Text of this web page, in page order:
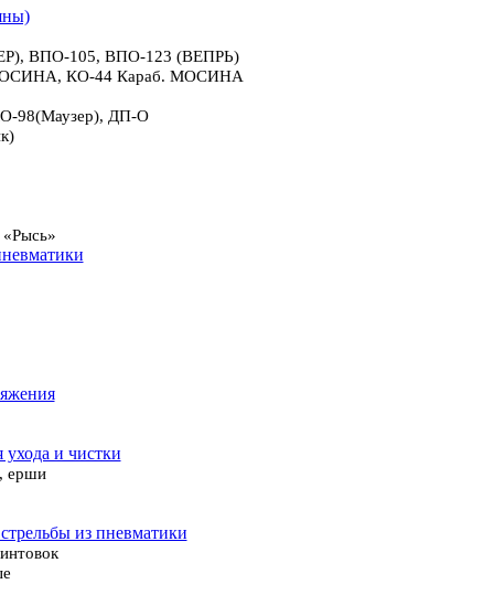
ВПО-105, ВПО-123 (ВЕПРЬ)
КО-44 Караб. МОСИНА
98(Маузер), ДП-О
ухода и чистки
ерши
из пневматики